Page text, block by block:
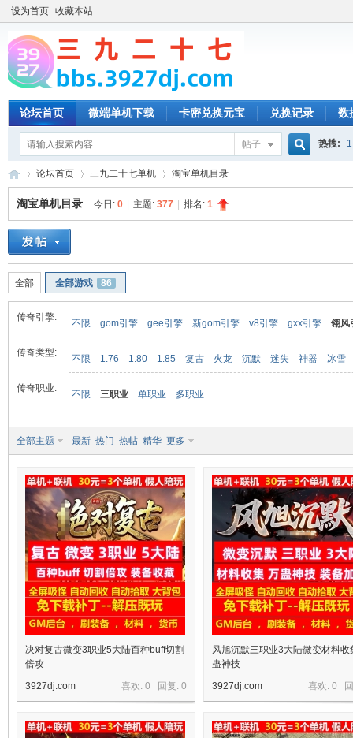
设为首页 收藏本站
论坛首页 微端单机下载 卡密兑换元宝 兑换记录 数
帖子 热搜:
»
论坛首页 三九二十七单机 淘宝单机目录
淘宝单机目录 今日: 0 主题: 377 排名: 1
全部 全部游戏 86
传奇引擎:
不限 gom引擎 gee引擎 新gom引擎 v8引擎 gxx引擎 翎风
传奇类型:
不限 1.76 1.80 1.85 复古 火龙 沉默 迷失 神器 冰雪
传奇职业:
不限 三职业 单职业 多职业
全部主题 最新 热门 热帖 精华 更多
决对复古微变3职业5大陆百种buff切割
倍攻
喜欢: 0 回复: 0
3927dj.com
风旭沉默三职业3大陆微变材料收
蛊神技
喜欢: 0
3927dj.com